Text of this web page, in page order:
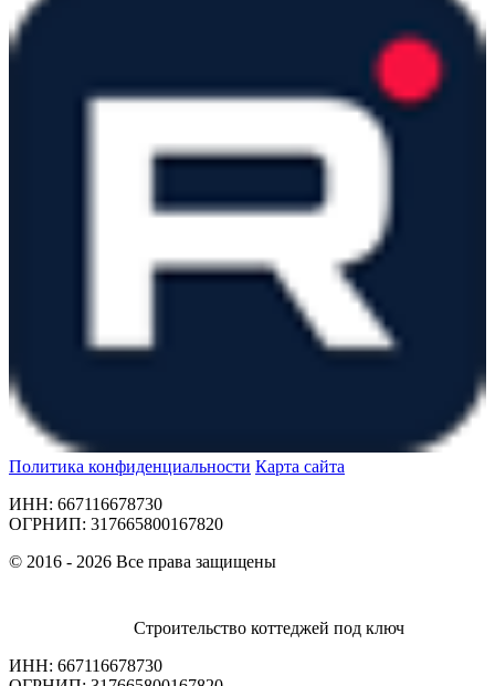
Политика конфиденциальности Карта сайта
ИНН: 667116678730
ОГРНИП: 317665800167820
© 2016 - 2026 Все права защищены
Строительство коттеджей под ключ
ИНН: 667116678730